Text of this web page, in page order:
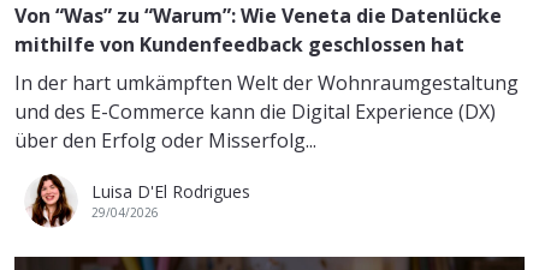
Von “Was” zu “Warum”: Wie Veneta die Datenlücke
mithilfe von Kundenfeedback geschlossen hat
In der hart umkämpften Welt der Wohnraumgestaltung
und des E-Commerce kann die Digital Experience (DX)
über den Erfolg oder Misserfolg...
Luisa D'El Rodrigues
29/04/2026